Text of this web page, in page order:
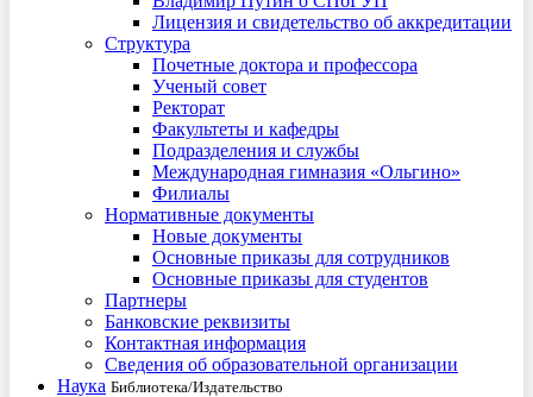
Лицензия и свидетельство об аккредитации
Структура
Почетные доктора и профессора
Ученый совет
Ректорат
Факультеты и кафедры
Подразделения и службы
Международная гимназия «Ольгино»
Филиалы
Нормативные документы
Новые документы
Основные приказы для сотрудников
Основные приказы для студентов
Партнеры
Банковские реквизиты
Контактная информация
Сведения об образовательной организации
Наука Библиотека/Издательство